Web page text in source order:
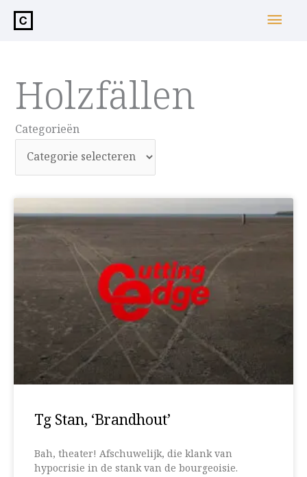
inhoud
Holzfällen
Categorieën
Categorieën
Tg Stan, ‘Brandhout’
Bah, theater! Afschuwelijk, die klank van
hypocrisie in de stank van de bourgeoisie.